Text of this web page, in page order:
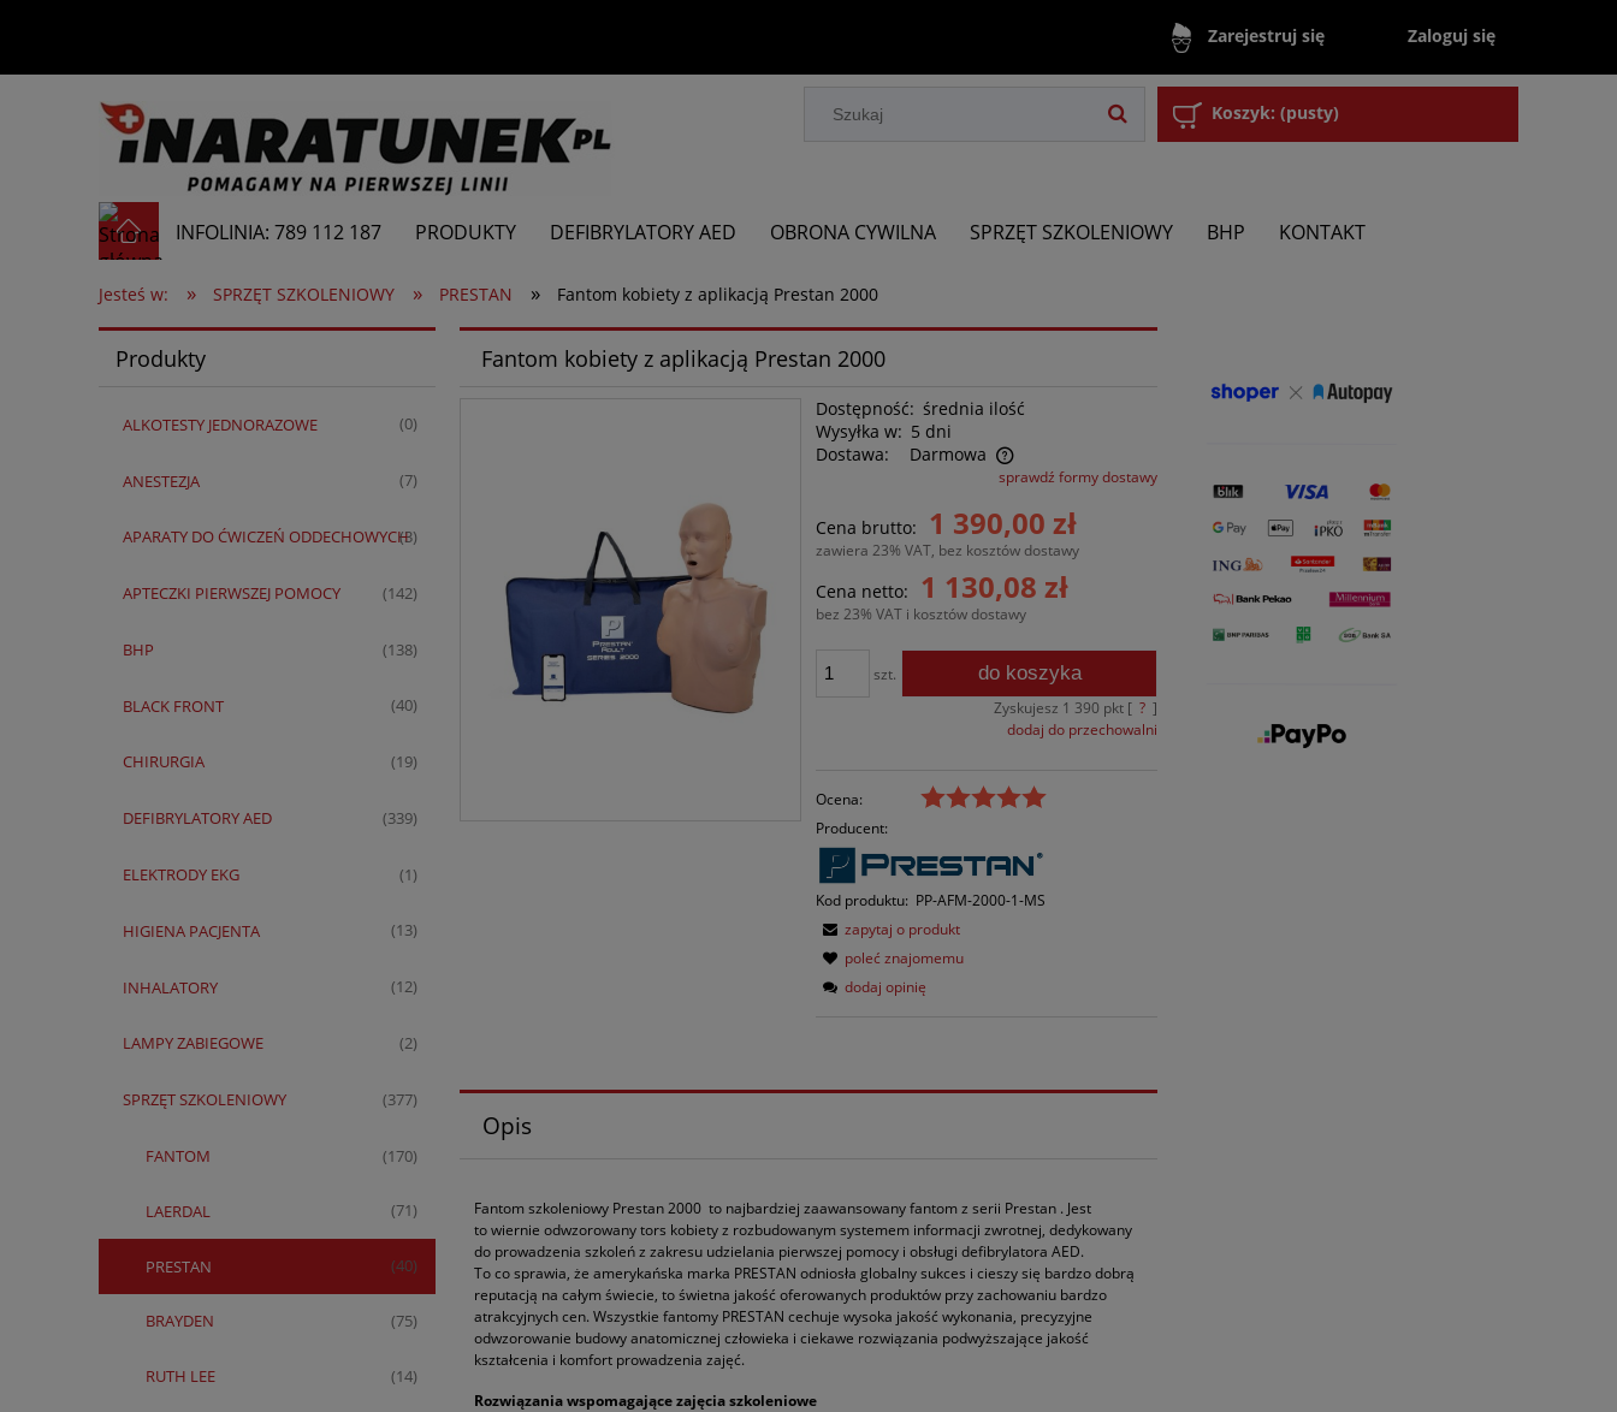
Zarejestruj się Zaloguj się
Koszyk: (pusty)
INFOLINIA: 789 112 187 PRODUKTY DEFIBRYLATORY AED OBRONA CYWILNA SPRZĘT SZKOLENIOWY BHP KONTAKT
Jesteś w: » SPRZĘT SZKOLENIOWY » PRESTAN » Fantom kobiety z aplikacją Prestan 2000
Produkty
ALKOTESTY JEDNORAZOWE (0)
ANESTEZJA (7)
APARATY DO ĆWICZEŃ ODDECHOWYCH(3)
APTECZKI PIERWSZEJ POMOCY (142)
BHP (138)
BLACK FRONT (40)
CHIRURGIA (19)
DEFIBRYLATORY AED (339)
ELEKTRODY EKG (1)
HIGIENA PACJENTA (13)
INHALATORY (12)
LAMPY ZABIEGOWE (2)
SPRZĘT SZKOLENIOWY (377)
FANTOM (170)
LAERDAL (71)
PRESTAN (40)
BRAYDEN (75)
RUTH LEE (14)
Fantom kobiety z aplikacją Prestan 2000
Dostępność: średnia ilość
Wysyłka w: 5 dni
Dostawa:
Darmowa
Cena nie zawiera ewentualnych kosztów
płatności
sprawdź formy dostawy
Cena brutto: 1 390,00 zł
zawiera 23% VAT, bez kosztów dostawy
Cena netto: 1 130,08 zł
bez 23% VAT i kosztów dostawy
szt. do koszyka
Zyskujesz 1 390 pkt [ ? ]
dodaj do przechowalni
Ocena:
Producent:
Kod produktu: PP-AFM-2000-1-MS
zapytaj o produkt
poleć znajomemu
dodaj opinię
Opis
Fantom szkoleniowy Prestan 2000 to najbardziej zaawansowany fantom z serii Prestan . Jest
to wiernie odwzorowany tors kobiety z rozbudowanym systemem informacji zwrotnej, dedykowany
do prowadzenia szkoleń z zakresu udzielania pierwszej pomocy i obsługi defibrylatora AED.
To co sprawia, że amerykańska marka PRESTAN odniosła globalny sukces i cieszy się bardzo dobrą
reputacją na całym świecie, to świetna jakość oferowanych produktów przy zachowaniu bardzo
atrakcyjnych cen. Wszystkie fantomy PRESTAN cechuje wysoka jakość wykonania, precyzyjne
odwzorowanie budowy anatomicznej człowieka i ciekawe rozwiązania podwyższające jakość
kształcenia i komfort prowadzenia zajęć.
Rozwiązania wspomagające zajęcia szkoleniowe